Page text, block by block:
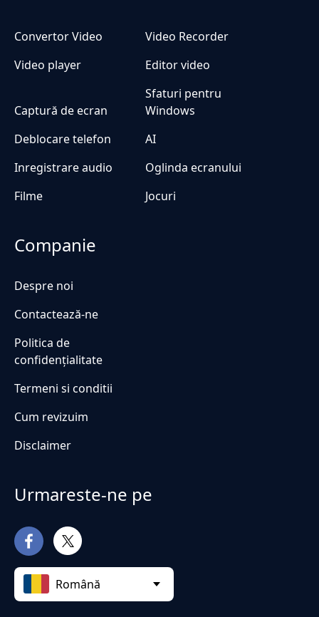
Convertor Video
Video Recorder
Video player
Editor video
Captură de ecran
Sfaturi pentru
Windows
Deblocare telefon
AI
Inregistrare audio
Oglinda ecranului
Filme
Jocuri
Companie
Despre noi
Contactează-ne
Politica de
confidențialitate
Termeni si conditii
Cum revizuim
Disclaimer
Urmareste-ne pe
Română